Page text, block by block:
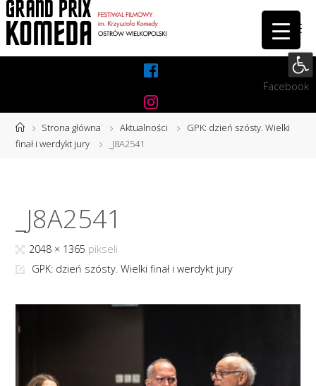
Przejdź
do
treści
Facebook
Strona
główna
Strona główna Aktualności
GPK: dzień szósty. Wielki
finał i werdykt jury
_J8A2541
_J8A2541
Pełny
rozmiar
2048 × 1365 pikseli
GPK: dzień szósty. Wielki finał i werdykt jury